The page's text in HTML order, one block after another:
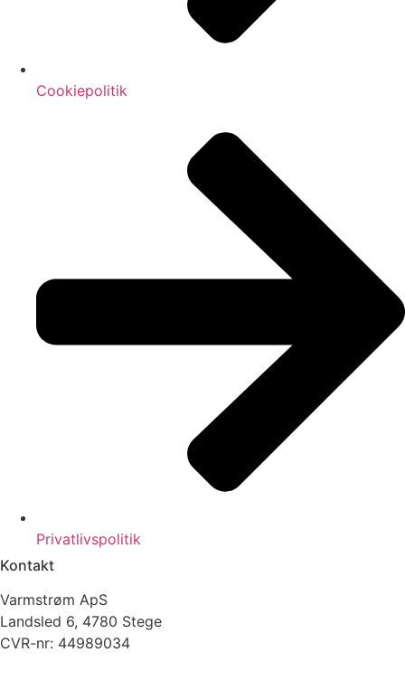
Cookiepolitik
Privatlivspolitik
Kontakt
Varmstrøm ApS
Landsled 6, 4780 Stege
CVR-nr: 44989034